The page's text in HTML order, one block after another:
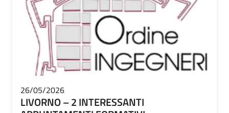
26/05/2026
LIVORNO – 2 INTERESSANTI